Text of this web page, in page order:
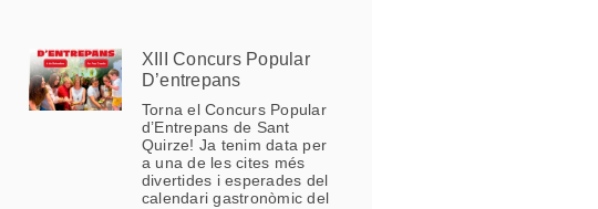
XIII Concurs Popular
D’entrepans
Torna el Concurs Popular
d’Entrepans de Sant
Quirze! Ja tenim data per
a una de les cites més
divertides i esperades del
calendari gastronòmic del